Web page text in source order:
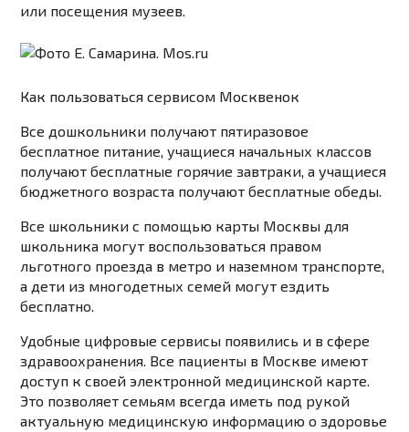
или посещения музеев.
Как пользоваться сервисом Москвенок
Все дошкольники получают пятиразовое
бесплатное питание, учащиеся начальных классов
получают бесплатные горячие завтраки, а учащиеся
бюджетного возраста получают бесплатные обеды.
Все школьники с помощью карты Москвы для
школьника могут воспользоваться правом
льготного проезда в метро и наземном транспорте,
а дети из многодетных семей могут ездить
бесплатно.
Удобные цифровые сервисы появились и в сфере
здравоохранения. Все пациенты в Москве имеют
доступ к своей электронной медицинской карте.
Это позволяет семьям всегда иметь под рукой
актуальную медицинскую информацию о здоровье